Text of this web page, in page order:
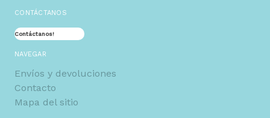
CONTÁCTANOS
Contáctanos!
NAVEGAR
Envíos y devoluciones
Contacto
Mapa del sitio